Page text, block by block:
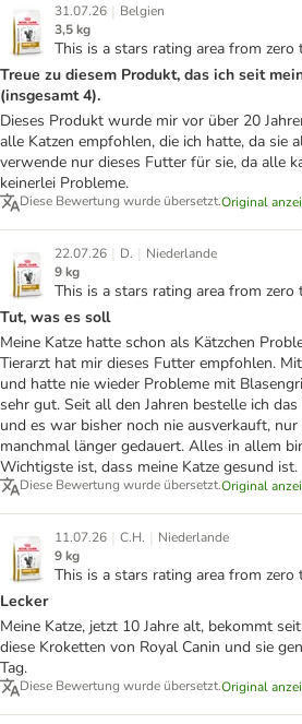
31.07.26 | Belgien
3,5 kg
This is a stars rating area from zero
Treue zu diesem Produkt, das ich seit
(insgesamt 4).
Dieses Produkt wurde mir vor über 20
alle Katzen empfohlen, die ich hatte, da sie
verwende nur dieses Futter für sie, da alle
keinerlei Probleme.
Diese Bewertung wurde übersetzt.Original
22.07.26 | D. | Niederlande
9 kg
This is a stars rating area from zero
Tut, was es soll
Meine Katze hatte schon als Kätzchen
Tierarzt hat mir dieses Futter empfohlen.
und hatte nie wieder Probleme mit
sehr gut. Seit all den Jahren bestelle ich
und es war bisher noch nie ausverkauft,
manchmal länger gedauert. Alles in allem
Wichtigste ist, dass meine Katze gesund ist.
Diese Bewertung wurde übersetzt.Original
11.07.26 | C.H. | Niederlande
9 kg
This is a stars rating area from zero
Lecker
Meine Katze, jetzt 10 Jahre alt, bekommt
diese Kroketten von Royal Canin und sie
Tag.
Diese Bewertung wurde übersetzt.Original